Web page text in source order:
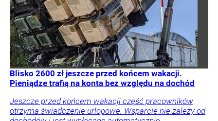
Blisko 2600 zł jeszcze przed końcem wakacji.
Pieniądze trafią na konta bez względu na dochód
Jeszcze przed końcem wakacji część pracowników
otrzyma świadczenie urlopowe. Wsparcie nie zależy od